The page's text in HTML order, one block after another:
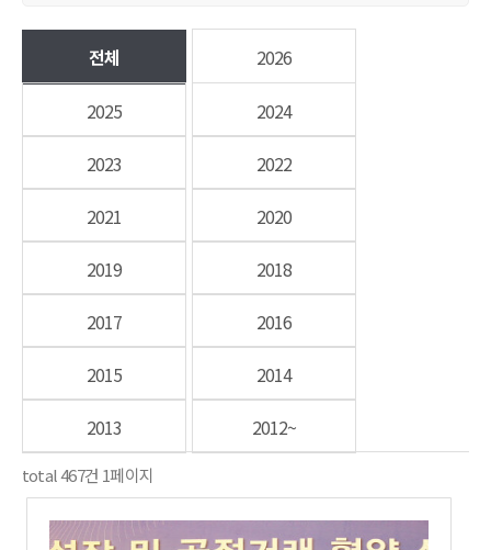
전체 2026
2025
2024
2023
2022
2021
2020
2019
2018
2017
2016
2015
2014
2013
2012~
total467건 1페이지